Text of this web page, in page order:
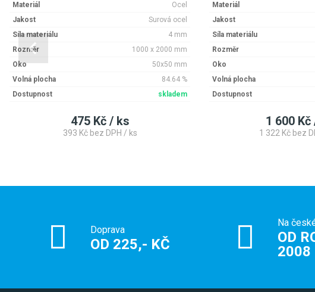
Materiál
Ocel
Jakost
Surová ocel
Síla materiálu
4 mm
Rozměr
1000 x 2000 mm
Oko
50x50 mm
Volná plocha
84.64 %
Dostupnost
skladem
475 Kč / ks
393 Kč bez DPH / ks
Materiál
Jakost
Síla materiálu
Rozměr
Oko
Volná plocha
Dostupnost
1 600 Kč
1 322 Kč bez
Doprava
OD 225,- KČ
Na
OD
2008